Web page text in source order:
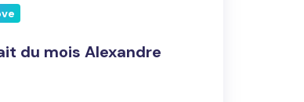
du mois Alexandre